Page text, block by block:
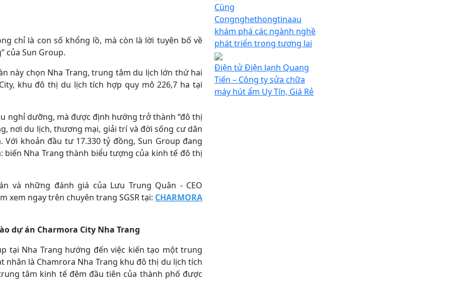
chỉ là con số khổng lồ, mà còn là lời tuyên bố về
của Sun Group.
này chọn Nha Trang, trung tâm du lịch lớn thứ hai
khu đô thị du lịch tích hợp quy mô 226,7 ha tại
nghỉ dưỡng, mà được định hướng trở thành “đô thị
nơi du lịch, thương mại, giải trí và đời sống cư dân
khoản đầu tư 17.330 tỷ đồng, Sun Group đang
Nha Trang thành biểu tượng của kinh tế đô thị
và những đánh giá của Lưu Trung Quân - CEO
xem ngay trên chuyên trang SGSR tại: CHARMORA
dự án Charmora City Nha Trang
tại Nha Trang hướng đến việc kiến tạo một trung
nhân là Chamrora Nha Trang khu đô thị du lịch tích
tâm kinh tế đêm đầu tiên của thành phố được
Cùng
Congnghethongtinaau
khám phá các ngành nghề
phát triển trong tương lai
Điện tử Điện lạnh Quang
Tiến – Công ty sửa chữa
máy hút ẩm Uy Tín, Giá Rẻ